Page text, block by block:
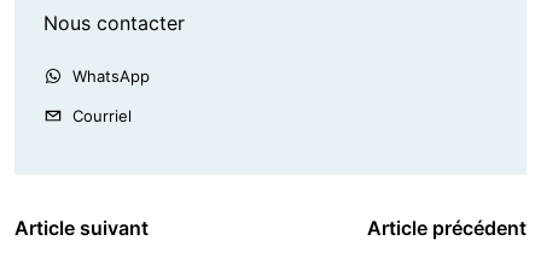
Nous contacter
WhatsApp
Courriel
Article suivant Article précédent